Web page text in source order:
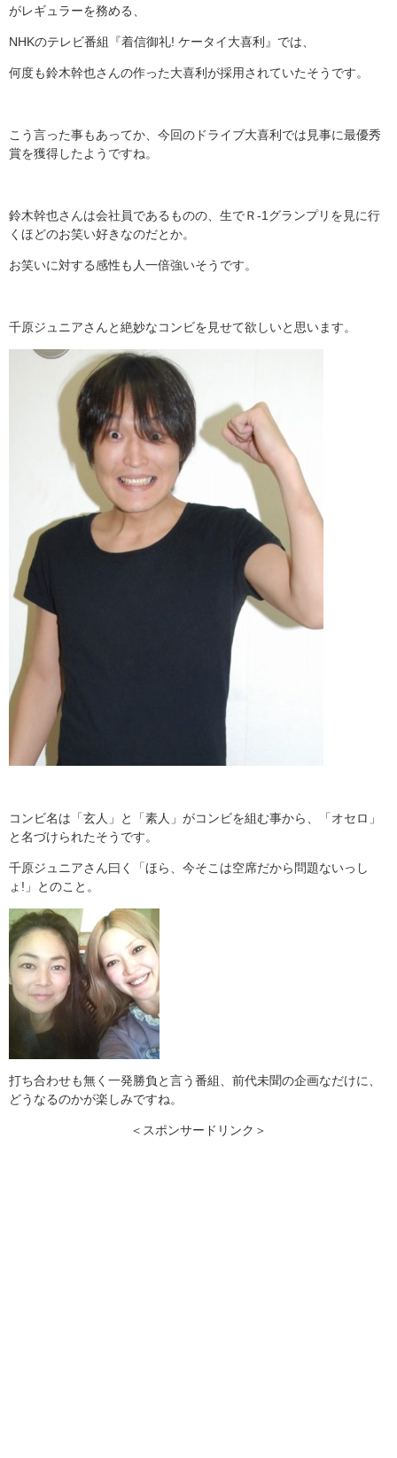
がレギュラーを務める、
NHKのテレビ番組『着信御礼! ケータイ大喜利』では、
何度も鈴木幹也さんの作った大喜利が採用されていたそうです。
こう言った事もあってか、今回のドライブ大喜利では見事に最優秀
賞を獲得したようですね。
鈴木幹也さんは会社員であるものの、生でＲ-1グランプリを見に行
くほどのお笑い好きなのだとか。
お笑いに対する感性も人一倍強いそうです。
千原ジュニアさんと絶妙なコンビを見せて欲しいと思います。
コンビ名は「玄人」と「素人」がコンビを組む事から、「オセロ」
と名づけられたそうです。
千原ジュニアさん曰く「ほら、今そこは空席だから問題ないっし
ょ!」とのこと。
打ち合わせも無く一発勝負と言う番組、前代未聞の企画なだけに、
どうなるのかが楽しみですね。
＜スポンサードリンク＞